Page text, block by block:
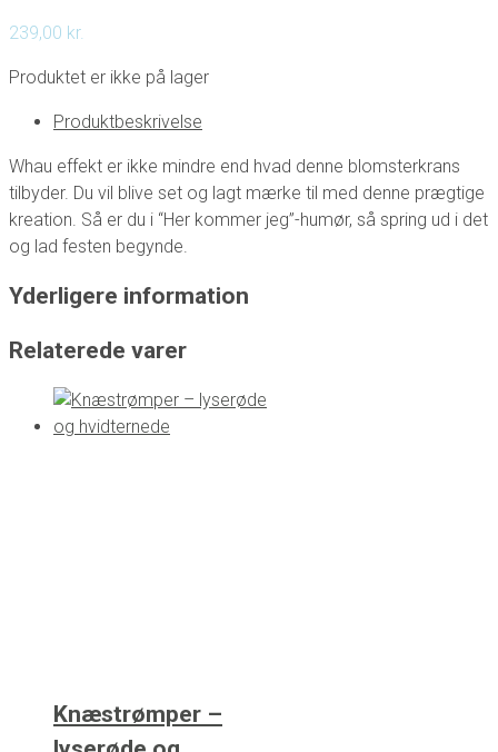
239,00 kr.
Produktet er ikke på lager
Produktbeskrivelse
Whau effekt er ikke mindre end hvad denne blomsterkrans
tilbyder. Du vil blive set og lagt mærke til med denne prægtige
kreation. Så er du i “Her kommer jeg”-humør, så spring ud i det
og lad festen begynde.
Yderligere information
Relaterede varer
Knæstrømper –